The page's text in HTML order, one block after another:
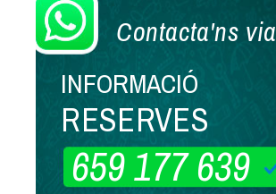
Contacta'ns via
INFORMACIÓ
RESERVES
659 177 639